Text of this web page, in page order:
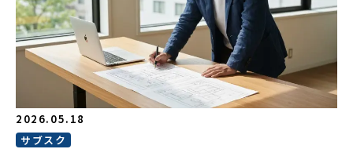
2026.05.18
サブスク